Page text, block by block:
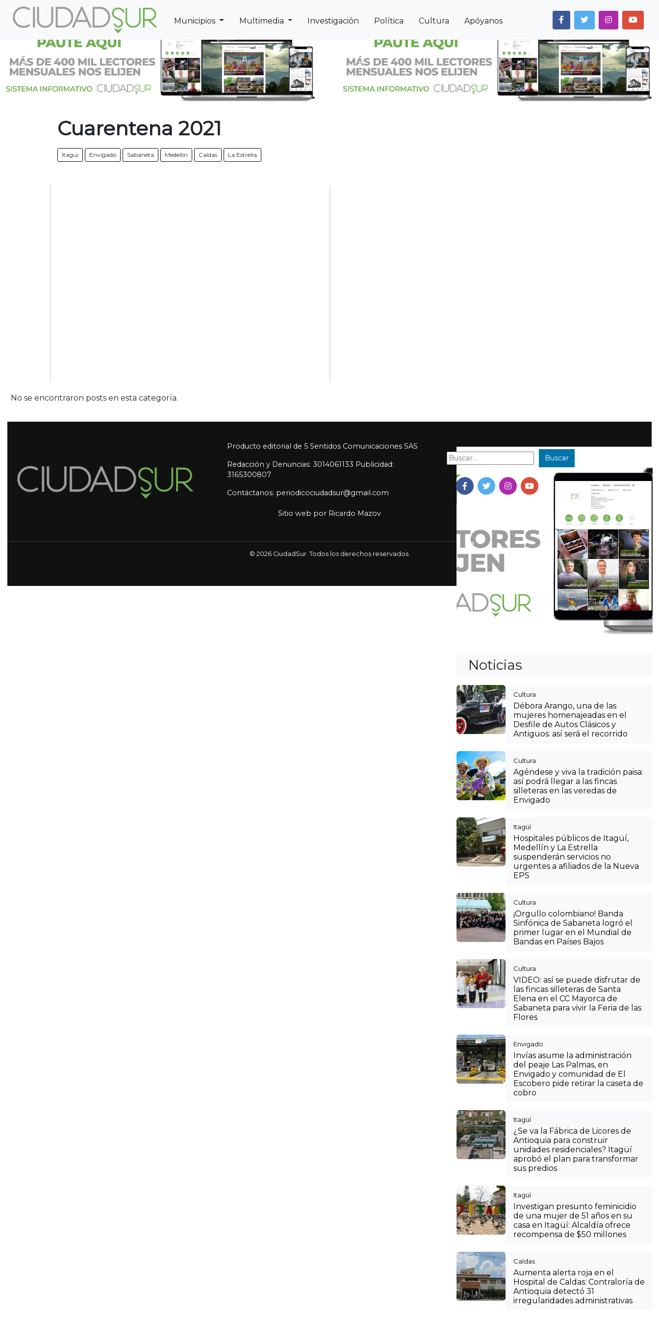
Municipios Multimedia Investigación Política Cultura Apóyanos
Previous Next Previous Next
Cuarentena 2021
Itagui Envigado Sabaneta Medellin Caldas La Estrella
No se encontraron posts en esta categoría.
Previous Next
Noticias
Cultura
Débora Arango, una de las
mujeres homenajeadas en el
Desfile de Autos Clásicos y
Antiguos: así será el recorrido
Cultura
Agéndese y viva la tradición paisa:
así podrá llegar a las fincas
silleteras en las veredas de
Envigado
Itagüí
Hospitales públicos de Itagüí,
Medellín y La Estrella
suspenderán servicios no
urgentes a afiliados de la Nueva
EPS
Cultura
¡Orgullo colombiano! Banda
Sinfónica de Sabaneta logró el
primer lugar en el Mundial de
Bandas en Países Bajos
Cultura
VIDEO: así se puede disfrutar de
las fincas silleteras de Santa
Elena en el CC Mayorca de
Sabaneta para vivir la Feria de las
Flores
Envigado
Invías asume la administración
del peaje Las Palmas, en
Envigado y comunidad de El
Escobero pide retirar la caseta de
cobro
Itagüí
¿Se va la Fábrica de Licores de
Antioquia para construir
unidades residenciales? Itagüí
aprobó el plan para transformar
sus predios
Itagüí
Investigan presunto feminicidio
de una mujer de 51 años en su
casa en Itagüí: Alcaldía ofrece
recompensa de $50 millones
Caldas
Aumenta alerta roja en el
Hospital de Caldas: Contraloría de
Antioquia detectó 31
irregularidades administrativas
Producto editorial de 5 Sentidos Comunicaciones SAS
Redacción y Denuncias: 3014061133 Publicidad:
3165300807
Contáctanos: periodicociudadsur@gmail.com
Buscar: Buscar
Sitio web por Ricardo Mazov
© 2026 CiudadSur. Todos los derechos reservados.